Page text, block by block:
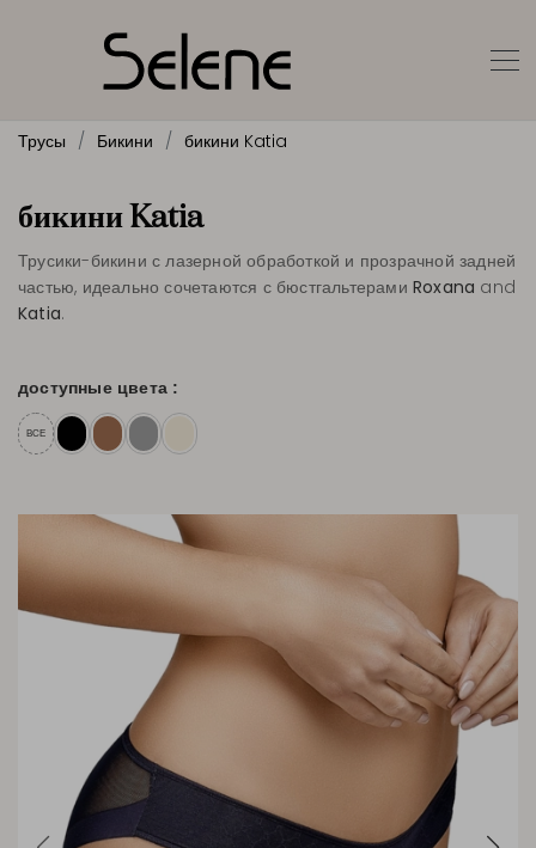
Трусы Бикини бикини Katia
бикини Katia
Трусики-бикини с лазерной обработкой и прозрачной задней
частью, идеально сочетаются с бюстгальтерами Roxana and
Katia.
доступные цвета :
ВСЕ